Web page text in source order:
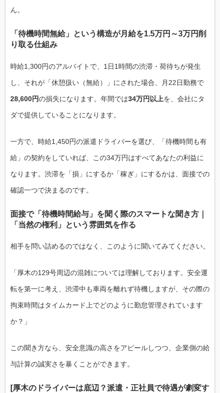
ん。
「待機時間無給」という構造が月給を1.5万円～3万円削
り取る仕組み
時給1,300円のアルバイトで、1日1時間の渋滞・荷待ちが発生
し、それが「休憩扱い（無給）」にされた場合、月22日勤務で
28,600円の損失になります。年間では34万円以上を、会社にタ
ダで提供していることになります。
一方で、時給1,450円の派遣ドライバーを選び、「待機時間も有
給」の契約をしていれば、この34万円はすべてあなたの利益に
なります。渋滞を「損」にするか「稼ぎ」にするかは、面接での
確認一つで決まるのです。
面接で「待機時間給与」を聞く際のスマートな聞き方｜
「当然の権利」という雰囲気を作る
相手を問い詰めるのではなく、このように聞いてみてください。
「厚木の129号周辺の混雑については理解しております。安全運
転を第一に考え、渋滞中も車両を離れず待機しますが、その際の
拘束時間はタイムカード上でどのように勤怠管理されています
か？」
この聞き方なら、安全意識の高さをアピールしつつ、企業側の給
与計算の誠実さを暴くことができます。
[厚木のドライバーは底辺？派遣・正社員で待遇が劇変す